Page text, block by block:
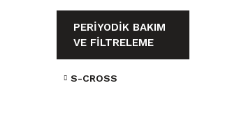
PERİYODİK BAKIM
VE FİLTRELEME
S-CROSS